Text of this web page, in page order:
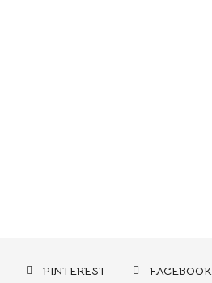
PINTEREST FACEBOOK